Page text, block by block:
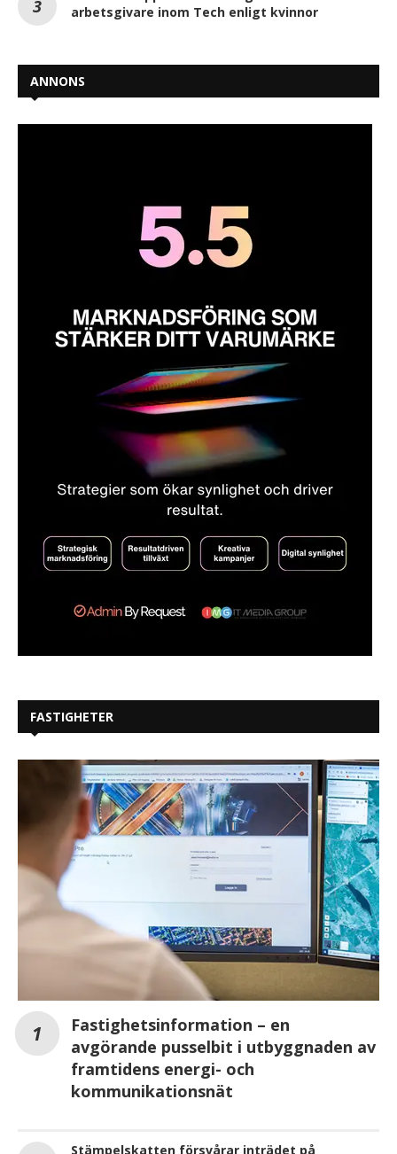
arbetsgivare inom Tech enligt kvinnor
ANNONS
FASTIGHETER
Fastighetsinformation – en
avgörande pusselbit i utbyggnaden av
framtidens energi- och
kommunikationsnät
Stämpelskatten försvårar inträdet på